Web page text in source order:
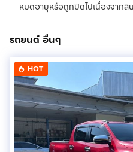
หมดอายุหรือถูกปิดไปเนื่องจากสิ
รถยนต์ อื่นๆ
HOT